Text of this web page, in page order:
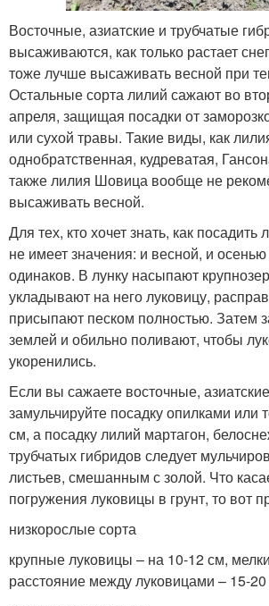
Восточные, азиатские и трубчатые
высаживаются, как только растает
тоже лучше высаживать весной при
Остальные сорта лилий сажают во
апреля, защищая посадки от
или сухой травы. Такие виды, как
однобратственная, кудреватая,
также лилия Шовица вообще не
высаживать весной.
Для тех, кто хочет знать, как
не имеет значения: и весной, и
одинаков. В лунку насыпают
укладывают на него луковицу,
присыпают песком полностью. Затем
землей и обильно поливают, чтобы
укоренились.
Если вы сажаете восточные,
замульчируйте посадку опилками
см, а посадку лилий мартагон,
трубчатых гибридов следует
листьев, смешанным с золой. Что
погружения луковицы в грунт, то вот
низкорослые сорта
крупные луковицы – на 10-12 см,
расстояние между луковицами – 15-